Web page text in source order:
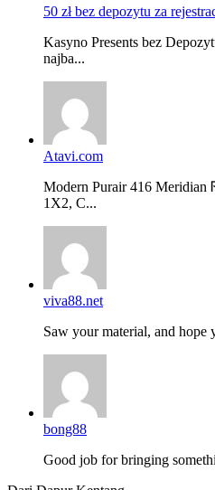
50 zł bez depozytu za
Kasyno Presents bez
najba...
Atavi.com
Modern Purair 416
1X2, C...
viva88.net
Saw your material, and hope
bong88
Good job for bringing